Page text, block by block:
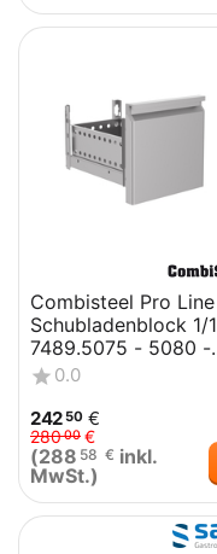
Combisteel Pro Line
Schubladenblock 1/1
7489.5075 - 5080 -
5082
0.0
24250 €
28000 €
(288 58 € inkl.
MwSt.)